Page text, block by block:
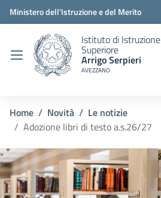
Ministero dell'Istruzione e del Merito
Istituto di Istruzione
Superiore
Arrigo Serpieri
AVEZZANO
Home Novità
Le notizie
Adozione libri di testo a.s.26/27